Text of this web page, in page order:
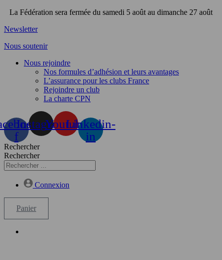
Aller
contenu
La Fédération sera fermée du samedi 5 août au dimanche 27 août
Newsletter
Nous soutenir
Nous rejoindre
Nos formules d’adhésion et leurs avantages
L’assurance pour les clubs France
Rejoindre un club
La charte CPN
f
InstagramYoutubeLinkedin-
in
Rechercher
Rechercher
Connexion
Panier